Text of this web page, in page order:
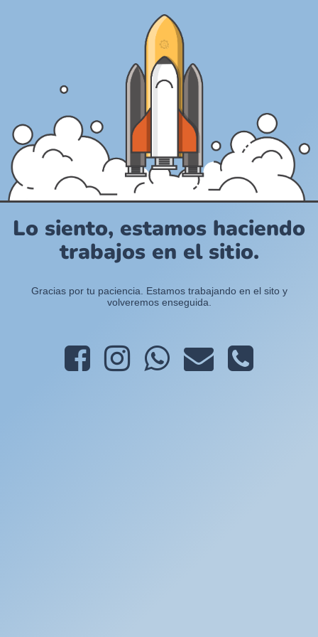
Lo siento, estamos haciendo
trabajos en el sitio.
Gracias por tu paciencia. Estamos trabajando en el sito y
volveremos enseguida.